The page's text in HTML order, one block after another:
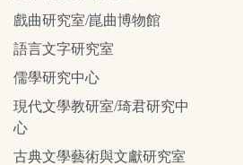
戲曲研究室/崑曲博物館
語言文字研究室
儒學研究中心
現代文學教研室/琦君研究中
心
古典文學藝術與文獻研究室